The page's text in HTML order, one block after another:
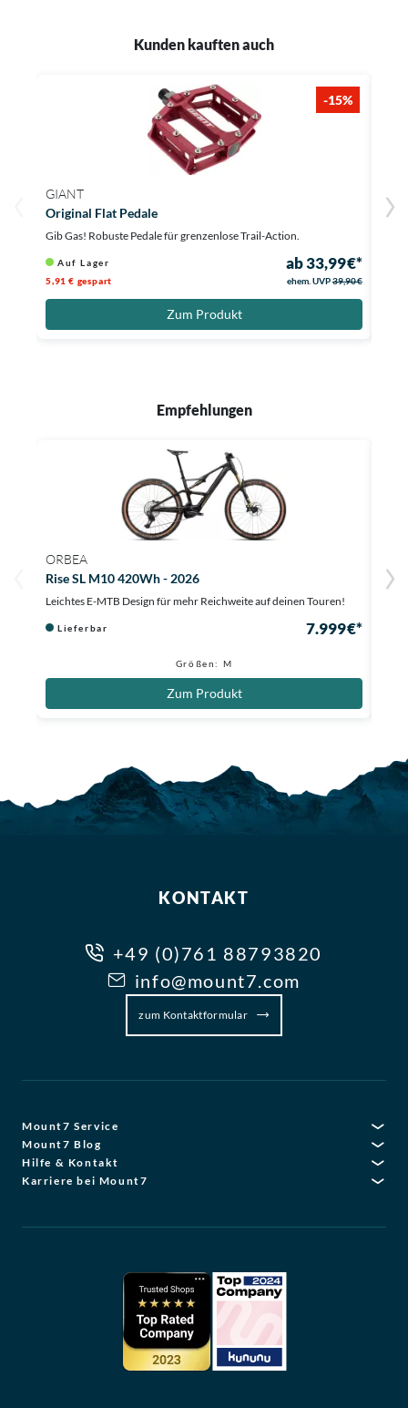
Kunden kauften auch
-15%
GIANT
Original Flat Pedale
Gib Gas! Robuste Pedale für grenzenlose Trail-Action.
Auf Lager ab 33,99 €*
5,91 € gespart ehem. UVP39,90 €
Zum Produkt
RS
Empfehlungen
ORBEA
Rise SL M10 420Wh - 2026
Leichtes E-MTB Design für mehr Reichweite auf deinen Touren!
Lieferbar 7.999 €*
Größen: M
Zum Produkt
KONTAKT
+49 (0)761 88793820
info@mount7.com
zum Kontaktformular
Mount7 Service
Mount7 Blog
Hilfe & Kontakt
Karriere bei Mount7